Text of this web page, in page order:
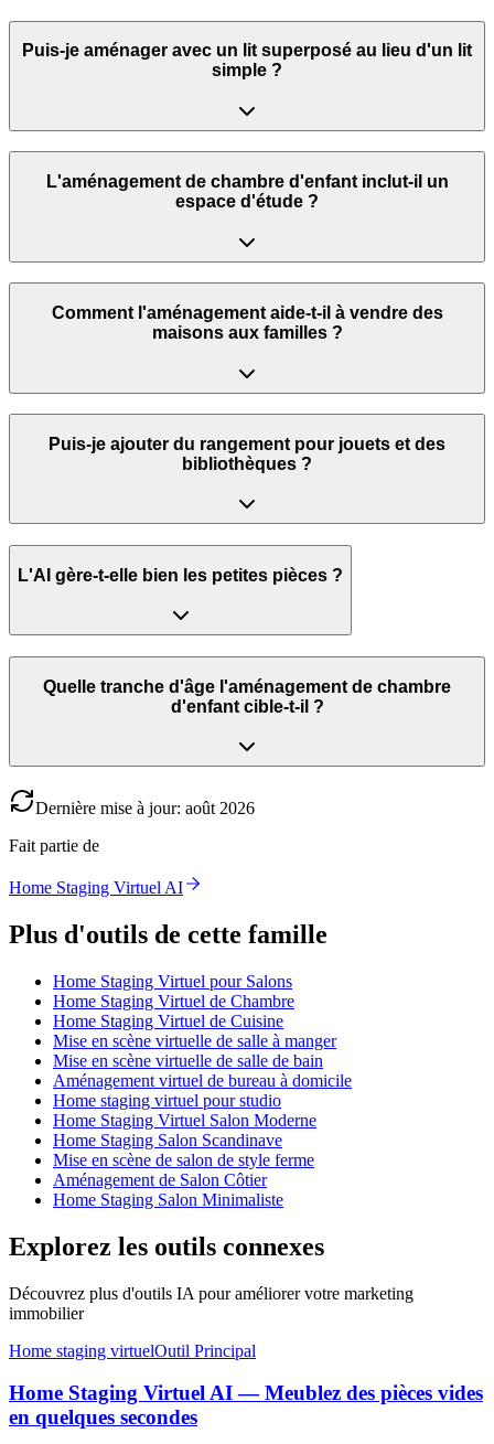
Puis-je aménager avec un lit superposé au lieu d'un lit
simple ?
L'aménagement de chambre d'enfant inclut-il un
espace d'étude ?
Comment l'aménagement aide-t-il à vendre des
maisons aux familles ?
Puis-je ajouter du rangement pour jouets et des
bibliothèques ?
L'AI gère-t-elle bien les petites pièces ?
Quelle tranche d'âge l'aménagement de chambre
d'enfant cible-t-il ?
Dernière mise à jour: août 2026
Fait partie de
Home Staging Virtuel AI
Plus d'outils de cette famille
Home Staging Virtuel pour Salons
Home Staging Virtuel de Chambre
Home Staging Virtuel de Cuisine
Mise en scène virtuelle de salle à manger
Mise en scène virtuelle de salle de bain
Aménagement virtuel de bureau à domicile
Home staging virtuel pour studio
Home Staging Virtuel Salon Moderne
Home Staging Salon Scandinave
Mise en scène de salon de style ferme
Aménagement de Salon Côtier
Home Staging Salon Minimaliste
Explorez les outils connexes
Découvrez plus d'outils IA pour améliorer votre marketing
immobilier
Home staging virtuelOutil Principal
Home Staging Virtuel AI — Meublez des pièces vides
en quelques secondes